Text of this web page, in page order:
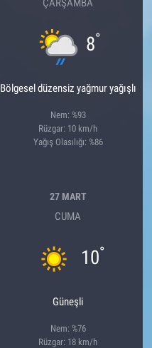
ÇARŞAMBA
8°
Bölgesel düzensiz yağmur yağışlı
Nem: %93
Rüzgar: 10 km/h
Yağış Olasılığı: %86
27 MART
CUMA
10°
Güneşli
Nem: %76
Rüzgar: 18 km/h